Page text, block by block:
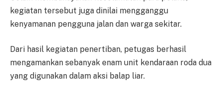
kegiatan tersebut juga dinilai mengganggu
kenyamanan pengguna jalan dan warga sekitar.
Dari hasil kegiatan penertiban, petugas berhasil
mengamankan sebanyak enam unit kendaraan roda dua
yang digunakan dalam aksi balap liar.